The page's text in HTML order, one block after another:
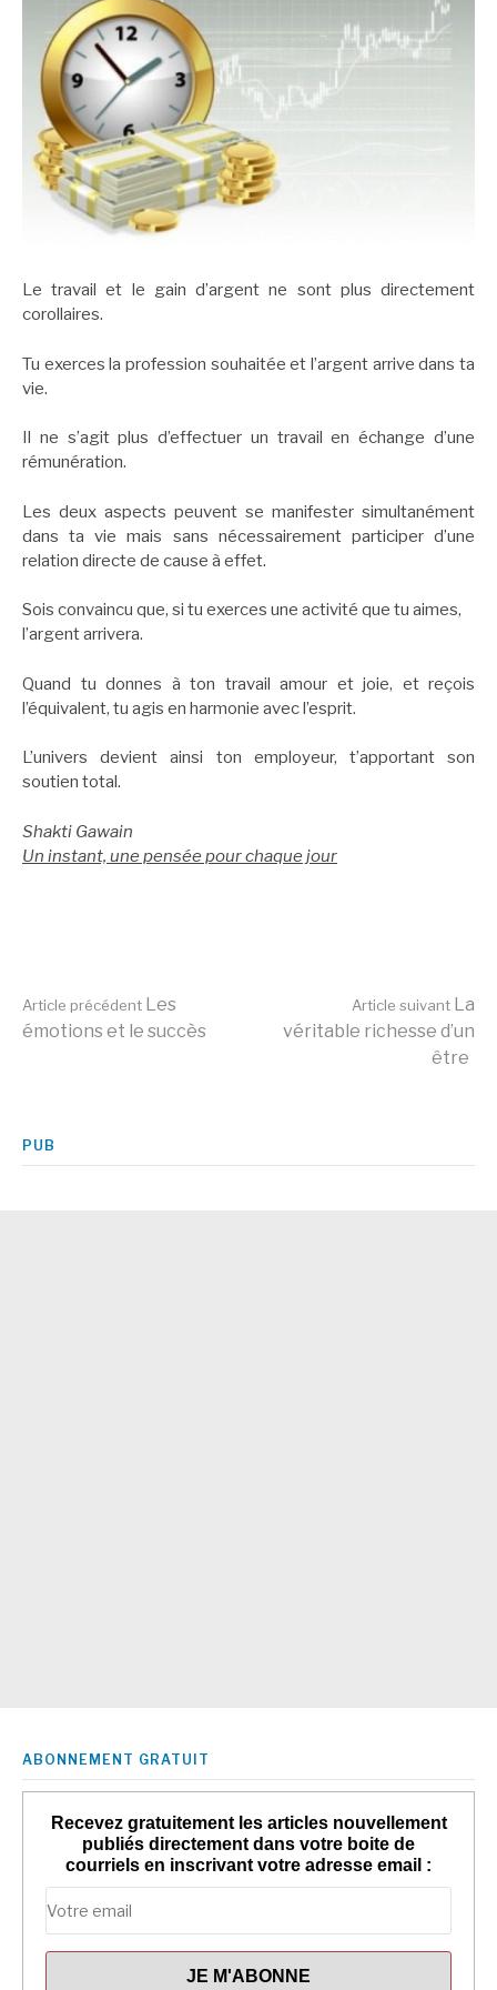
Le travail et le gain d’argent ne sont plus directement
corollaires.
Tu exerces la profession souhaitée et l’argent arrive dans ta
vie.
Il ne s’agit plus d’effectuer un travail en échange d’une
rémunération.
Les deux aspects peuvent se manifester simultanément
dans ta vie mais sans nécessairement participer d’une
relation directe de cause à effet.
Sois convaincu que, si tu exerces une activité que tu aimes,
l’argent arrivera.
Quand tu donnes à ton travail amour et joie, et reçois
l’équivalent, tu agis en harmonie avec l’esprit.
L’univers devient ainsi ton employeur, t’apportant son
soutien total.
Shakti Gawain
Un instant, une pensée pour chaque jour
Lire
suite
Article précédent Les
émotions et le succès
Article suivant La
véritable richesse d’un
être
PUB
ABONNEMENT GRATUIT
Recevez gratuitement les articles nouvellement
publiés directement dans votre boite de
courriels en inscrivant votre adresse email :